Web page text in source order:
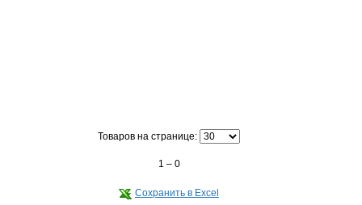
Товаров на странице:
1 – 0
Сохранить в Excel